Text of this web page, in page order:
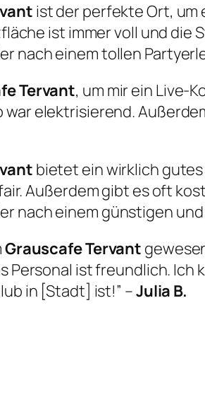
ist der perfekte Ort, um
ist immer voll und
nach einem tollen
Tervant, um mir ein Live-
elektrisierend.
bietet ein wirklich
Außerdem gibt es oft
nach einem günstigen
Grauscafe Tervant
Personal ist freundlich. Ich
in [Stadt] ist!” –Julia B.